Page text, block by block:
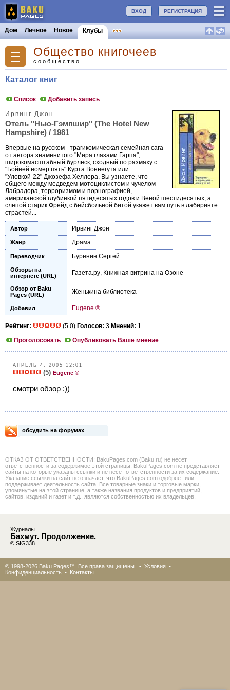
РЕГИСТРАЦИЯ
ВХОД
Дом Личное Новое Клубы
Общество книгочеев
сообщество
Каталог книг
Список Добавить запись
Ирвинг Джон
Отель "Нью-Гэмпшир" (The Hotel New
Hampshire) / 1981
Впервые на русском - трагикомическая семейная сага
от автора знаменитого "Мира глазами Гарпа",
широкомасштабный бурлеск, сходный по размаху с
"Бойней номер пять" Курта Воннегута или
"Уловкой-22" Джозефа Хеллера. Вы узнаете, что
общего между медведем-мотоциклистом и чучелом
Лабрадора, терроризмом и порнографией,
американской глубинкой пятидесятых годов и Веной шестидесятых, а
слепой старик Фрейд с бейсбольной битой укажет вам путь в лабиринте
страстей...
Автор Ирвинг Джон
Жанр Драма
Переводчик Буренин Сергей
Обзоры на
интернете (URL)
Газета.ру, Книжная витрина на Озоне
Обзор от Baku
Pages (URL)
Женькина библиотека
Добавил Eugene ®
Рейтинг: (5.0) Голосов: 3 Мнений: 1
Проголосовать
Опубликовать Ваше мнение
АПРЕЛЬ 4, 2005 12:01
(5) Eugene ®
смотри обзор :))
обсудить на форумах
ОТКАЗ ОТ ОТВЕТСТВЕННОСТИ: BakuPages.com (Baku.ru) не несет
ответственности за содержимое этой страницы. BakuPages.com не представляет
сайты на которые указаны ссылки и не несет ответственности за их содержание.
Указание ссылки на сайт не означает, что BakuPages.com одобряет или
поддерживает деятельность сайта. Все товарные знаки и торговые марки,
упомянутые на этой странице, а также названия продуктов и предприятий,
сайтов, изданий и газет и т.д., являются собственностью их владельцев.
Журналы
Бахмут. Продолжение.
© SIG338
© 1998-2026 Baku Pages™. Все права защищены • Условия •
Конфиденциальность • Контакты